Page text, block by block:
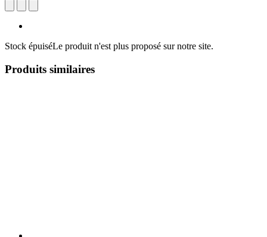
Stock épuiséLe produit n'est plus proposé sur notre site.
Produits similaires